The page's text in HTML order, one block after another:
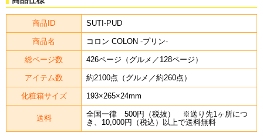
商品ID SUTI-PUD
商品名 コロン COLON -プリン-
総ページ数 426ページ（グルメ／128ページ）
アイテム数 約2100点（グルメ／約260点）
化粧箱サイズ 193×265×24mm
送料
全国一律 500円（税抜） ※送り先1ヶ所につ
き、10,000円（税込）以上で送料無料